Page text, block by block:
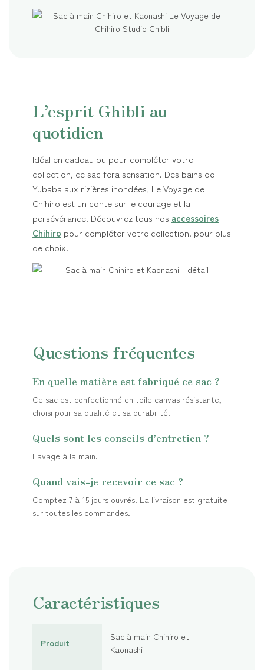
L’esprit Ghibli au
quotidien
Idéal en cadeau ou pour compléter votre
collection, ce sac fera sensation. Des bains de
Yubaba aux rizières inondées, Le Voyage de
Chihiro est un conte sur le courage et la
persévérance. Découvrez tous nos accessoires
Chihiro pour compléter votre collection. pour plus
de choix.
Questions fréquentes
En quelle matière est fabriqué ce sac ?
Ce sac est confectionné en toile canvas résistante,
choisi pour sa qualité et sa durabilité.
Quels sont les conseils d’entretien ?
Lavage à la main.
Quand vais-je recevoir ce sac ?
Comptez 7 à 15 jours ouvrés. La livraison est gratuite
sur toutes les commandes.
Caractéristiques
Produit
Sac à main Chihiro et
Kaonashi